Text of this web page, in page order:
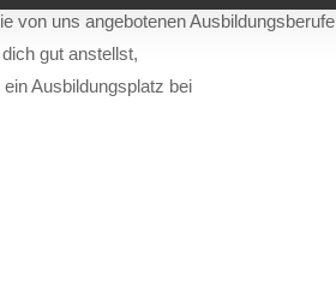
von uns angebotenen Ausbildungsberufe
gut anstellst,
Ausbildungsplatz bei